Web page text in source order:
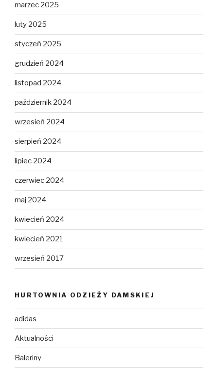
marzec 2025
luty 2025
styczeń 2025
grudzień 2024
listopad 2024
październik 2024
wrzesień 2024
sierpień 2024
lipiec 2024
czerwiec 2024
maj 2024
kwiecień 2024
kwiecień 2021
wrzesień 2017
HURTOWNIA ODZIEŻY DAMSKIEJ
adidas
Aktualności
Baleriny